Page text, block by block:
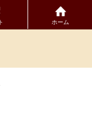
ホーム